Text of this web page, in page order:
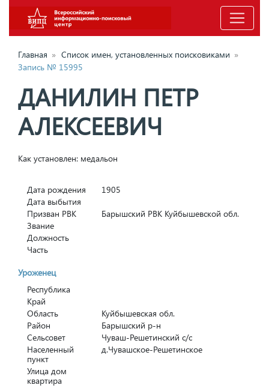
Главная » Список имен, установленных поисковиками »
Запись № 15995
ДАНИЛИН ПЕТР
АЛЕКСЕЕВИЧ
Как установлен: медальон
Дата рождения
1905
Дата выбытия
Призван РВК
Барышский РВК Куйбышевской обл.
Звание
Должность
Часть
Уроженец
Республика
Край
Область
Куйбышевская обл.
Район
Барышский р-н
Сельсовет
Чуваш-Решетинский с/с
Населенный
пункт
д.Чувашское-Решетинское
Улица дом
квартира